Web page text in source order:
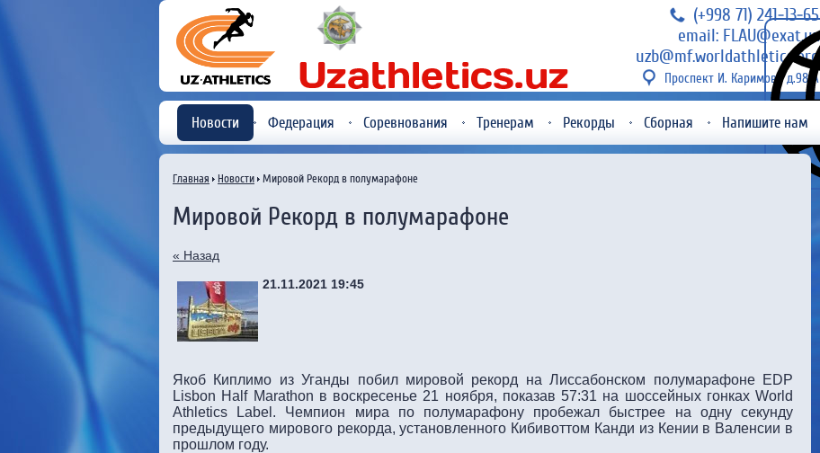
(+998 71) 241-13-65
email: FLAU@exat.uz
uzb@mf.worldathletics.org
Проспект И. Каримова д.98 А
Новости Федерация Соревнования Тренерам Рекорды Сборная Напишите нам
Главная Новости Мировой Рекорд в полумарафоне
Мировой Рекорд в полумарафоне
« Назад
21.11.2021 19:45
Якоб Киплимо из Уганды побил мировой рекорд на Лиссабонском полумарафоне EDP
Lisbon Half Marathon в воскресенье 21 ноября, показав 57:31 на шоссейных гонках World
Athletics Label. Чемпион мира по полумарафону пробежал быстрее на одну секунду
предыдущего мирового рекорда, установленного Кибивоттом Канди из Кении в Валенсии в
прошлом году.